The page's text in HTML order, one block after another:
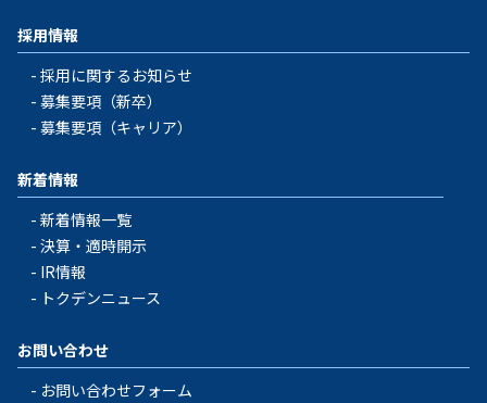
採用情報
採用に関するお知らせ
募集要項（新卒）
募集要項（キャリア）
新着情報
新着情報一覧
決算・適時開示
IR情報
トクデンニュース
お問い合わせ
お問い合わせフォーム